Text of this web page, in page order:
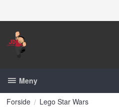
Meny
Forside Lego Star Wars